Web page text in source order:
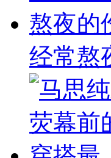
经常熬